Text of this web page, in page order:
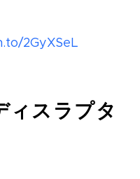
2GyXSeL
スラプタ